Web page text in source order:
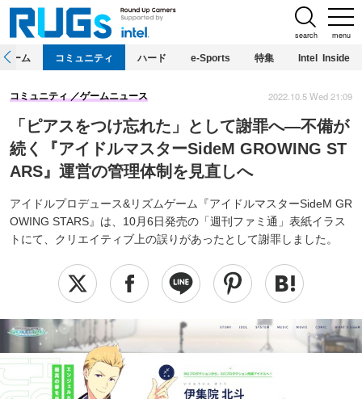
menu
search
ホーム コミュニティ ハード e-Sports 特集 Intel Inside
「ピアスをつけ忘れた」として謝罪へ―不備が
続く『アイドルマスターSideM GROWING ST
ARS』運営の管理体制を見直しへ
アイドルプロデュース&リズムゲーム『アイドルマスターSideM GR
OWING STARS』は、10月6日発売の「週刊ファミ通」表紙イラス
トにて、クリエイティブ上の誤りがあったとして謝罪しました。
コミュニティ ゲームニュース 2022.10.5 Wed 21:09